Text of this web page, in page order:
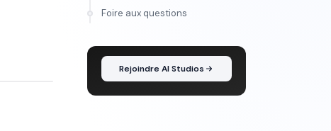
Foire aux questions
Rejoindre AI Studios